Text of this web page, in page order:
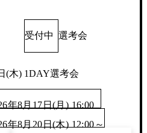
受付中 選考会
(木) 1DAY選考会
年8月17日(月) 16:00
年8月20日(木) 12:00～